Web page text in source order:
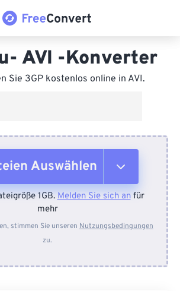
AVI -Konverter
Sie 3GP kostenlos online in AVI.
Auswählen
Vom Gerät
Dropbox
1GB.Melden Sie sich anfür
mehr
stimmen Sie unseren Nutzungsbedingungen
zu.